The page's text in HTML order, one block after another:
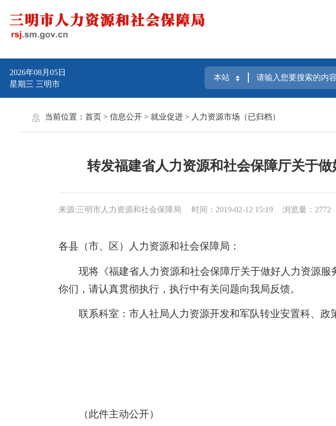
2026年08月05日
星期三 三明市
当前位置： 首页> 信息公开> 就业促进> 人力资源市场（已归档）
转发福建省人力资源和社会保障厅关于
来源:三明市人力资源和社会保障局 时间：2019-02-12 15:19 浏览量：2772
各县（市、区）人力资源和社会保障局：
现将《福建省人力资源和社会保障厅关于做好人力资源
你们，请认真贯彻执行，执行中有关问题向我局反馈。
联系科室：市人社局人力资源开发和军队转业安置科、政
（此件主动公开）